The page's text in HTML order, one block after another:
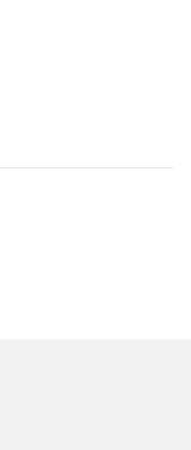
peuvent être